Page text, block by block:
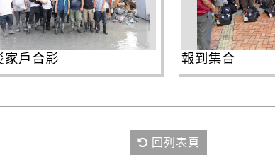
家戶合影 報到集合
回列表頁